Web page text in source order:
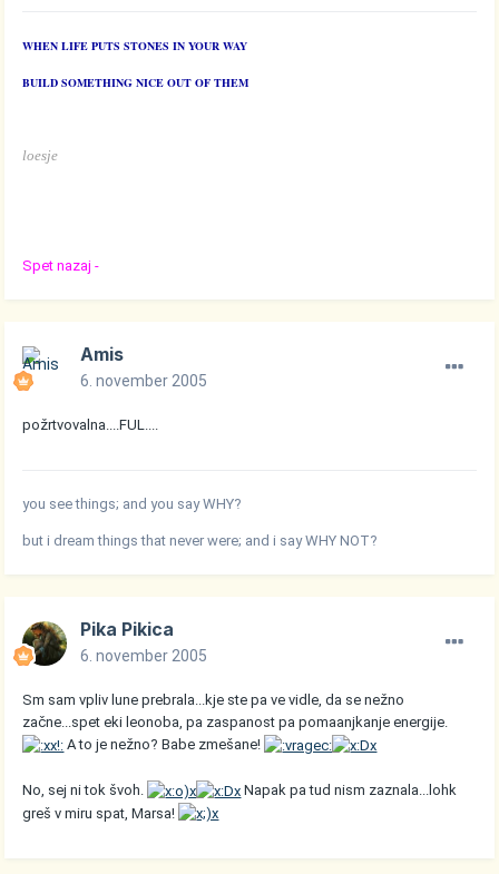
WHEN LIFE PUTS STONES IN YOUR WAY
BUILD SOMETHING NICE OUT OF THEM
loesje
Spet nazaj -
Amis
6. november 2005
požrtvovalna....FUL....
you see things; and you say WHY?
but i dream things that never were; and i say WHY NOT?
Pika Pikica
6. november 2005
Sm sam vpliv lune prebrala...kje ste pa ve vidle, da se nežno
začne...spet eki leonoba, pa zaspanost pa pomaanjkanje energije.
A to je nežno? Babe zmešane!
No, sej ni tok švoh.
Napak pa tud nism zaznala...lohk
greš v miru spat, Marsa!